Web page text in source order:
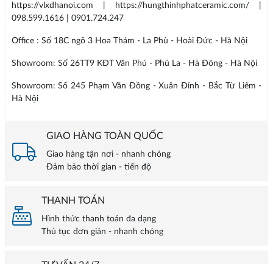
https://vlxdhanoi.com | https://hungthinhphatceramic.com/ |
098.599.1616 | 0901.724.247
Office : Số 18C ngõ 3 Hoa Thám - La Phù - Hoài Đức - Hà Nội
Showroom: Số 26TT9 KĐT Văn Phú - Phú La - Hà Đông - Hà Nội
Showroom: Số 245 Phạm Văn Đồng - Xuân Đỉnh - Bắc Từ Liêm -
Hà Nội
GIAO HÀNG TOÀN QUỐC
Giao hàng tận nơi - nhanh chóng
Đảm bảo thời gian - tiến độ
THANH TOÁN
Hình thức thanh toán đa dạng
Thủ tục đơn giản - nhanh chóng